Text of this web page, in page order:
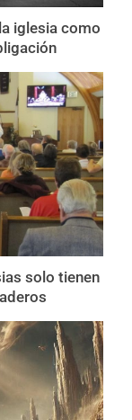
iglesia como
solo tienen